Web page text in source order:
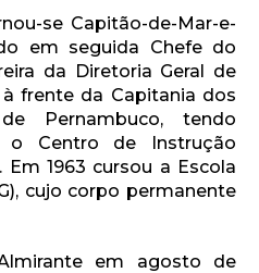
se Capitão-de-Mar-e-
em seguida Chefe do
da Diretoria Geral de
à frente da Capitania dos
Pernambuco, tendo
o Centro de Instrução
1963 cursou a Escola
cujo corpo permanente
em agosto de